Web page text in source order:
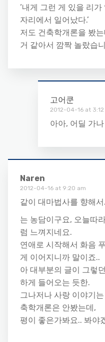
‘내게 그런 게 있을 리
자리에서 일어났다.’
저도 건축학개론을 봤
거 같아서 깜짝 놀랐습
고어쿤
2012-04-16 at 3:12
아아, 어딜 가
Naren
2012-04-16 at 9:20 am
같이 대마법사를 향해서
는 농담이구요, 오늘따
럼 느껴지네요.
연애로 시작해서 화음
게 이어지니까 말이죠..
아 대부분의 글이 그렇
하게 들어오는 듯한.
그나저나 사랑 이야기
축학개론은 안봤는데,
평이 좋은가봐요.. 봐야